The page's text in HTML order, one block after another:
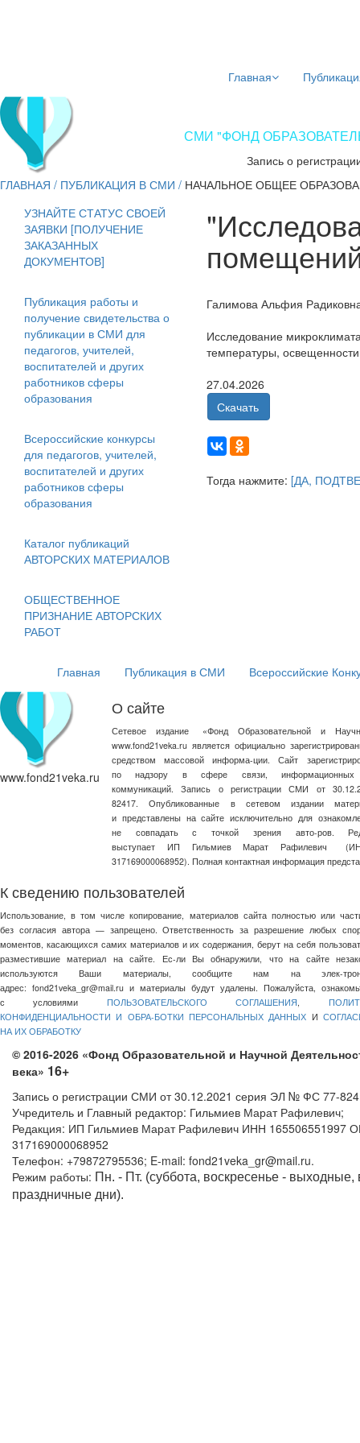
Главная
СМИ "ФОНД
Запись о
ГЛАВНАЯ / ПУБЛИКАЦИЯ В СМИ / НАЧАЛЬНОЕ ОБЩЕЕ
УЗНАЙТЕ СТАТУС СВОЕЙ
ЗАЯВКИ [ПОЛУЧЕНИЕ
ЗАКАЗАННЫХ
ДОКУМЕНТОВ]
Публикация работы и
получение свидетельства о
публикации в СМИ для
педагогов, учителей,
воспитателей и других
работников сферы
образования
Всероссийские конкурсы
для педагогов, учителей,
воспитателей и других
работников сферы
образования
Каталог публикаций
АВТОРСКИХ МАТЕРИАЛОВ
ОБЩЕСТВЕННОЕ
ПРИЗНАНИЕ АВТОРСКИХ
РАБОТ
Галимова Альфия
Исследование
температуры,
27.04.2026
Скачать
Тогда нажмите: [ДА,
Главная Публикация в СМИ Всероссийские
www.fond21veka.ru
О сайте
Сетевое издание «Фонд Образовательной и
www.fond21veka.ru является официально
средством массовой информа-ции. Сайт
по надзору в сфере связи, информационных
коммуникаций. Запись о регистрации СМИ от
82417. Опубликованные в сетевом издании
и представлены на сайте исключительно для
не совпадать с точкой зрения авто-ров.
выступает ИП Гильмиев Марат Рафилевич
317169000068952). Полная контактная информация
К сведению пользователей
Использование, в том числе копирование, материалов сайта полностью или
без согласия автора — запрещено. Ответственность за разрешение любых
моментов, касающихся самих материалов и их содержания, берут на себя
разместившие материал на сайте. Ес-ли Вы обнаружили, что на сайте
используются Ваши материалы, сообщите нам на элек-
адрес: fond21veka_gr@mail.ru и материалы будут удалены. Пожалуйста,
с условиями ПОЛЬЗОВАТЕЛЬСКОГО СОГЛАШЕНИЯ,
КОНФИДЕНЦИАЛЬНОСТИ И ОБРА-БОТКИ ПЕРСОНАЛЬНЫХ ДАННЫХ И
НА ИХ ОБРАБОТКУ
© 2016-2026 «Фонд Образовательной и Научной
века» 16+
Запись о регистрации СМИ от 30.12.2021 серия ЭЛ № ФС 77-
Учредитель и Главный редактор: Гильмиев Марат Рафилевич;
Редакция: ИП Гильмиев Марат Рафилевич ИНН 165506551997
317169000068952
Телефон: +79872795536; E-mail: fond21veka_gr@mail.ru.
Режим работы: Пн. - Пт. (суббота, воскресенье - выходные,
праздничные дни).